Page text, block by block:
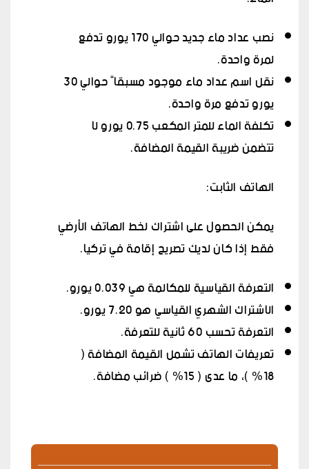
نصب عداد ماء جديد حوالي 170 يورو تدفع
لمرة واحدة.
نقل اسم عداد ماء موجود مسبقاً حوالي 30
يورو تدفع مرة واحدة.
تكلفة الماء للمتر المكعب 0.75 يورو لا
تتضمن ضريبة القيمة المضافة.
الهاتف الثابت:
يمكن الحصول على اشتراك لخط الهاتف الأرضي
فقط إذا كان لديك تصريح إقامة في تركيا.
التعرفة القياسية للمكالمة هي 0.039 يورو.
الاشتراك الشهري القياسي هو 7.20 يورو.
التعرفة تحسب 60 ثانية للتعرفة.
تعريفات الهاتف تشمل القيمة المضافة (
18% )، ما عدى ( 15% ) ضرائب مضافة.